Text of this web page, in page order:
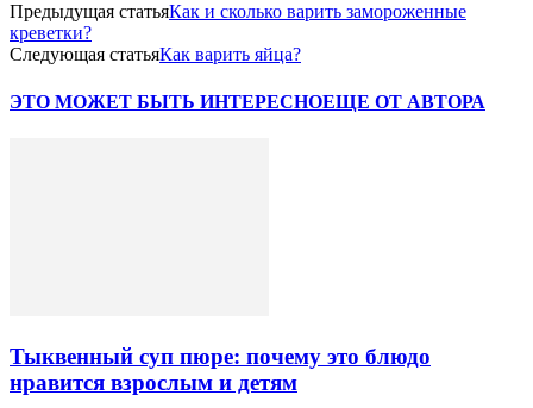
Предыдущая статьяКак и сколько варить замороженные
креветки?
Следующая статьяКак варить яйца?
ЭТО МОЖЕТ БЫТЬ ИНТЕРЕСНОЕЩЕ ОТ АВТОРА
Тыквенный суп пюре: почему это блюдо
нравится взрослым и детям